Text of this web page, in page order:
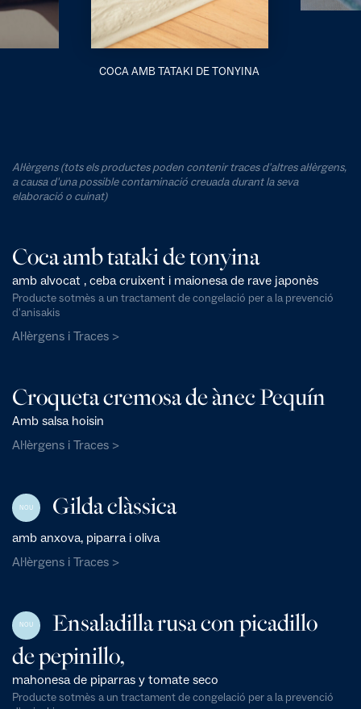
COCA AMB TATAKI DE TONYINA
Al·lèrgens (tots els productes poden contenir traces d'altres al·lèrgens,
a causa d'una possible contaminació creuada durant la seva
elaboració o cuinat)
Coca amb tataki de tonyina
amb alvocat , ceba cruixent i maionesa de rave japonès
Producte sotmès a un tractament de congelació per a la prevenció
d'anisakis
Al·lèrgens i Traces >
Croqueta cremosa de ànec Pequín
Amb salsa hoisin
Al·lèrgens i Traces >
NOU Gilda clàssica
amb anxova, piparra i oliva
Al·lèrgens i Traces >
NOU
Ensaladilla rusa con picadillo
de pepinillo,
mahonesa de piparras y tomate seco
Producte sotmès a un tractament de congelació per a la prevenció